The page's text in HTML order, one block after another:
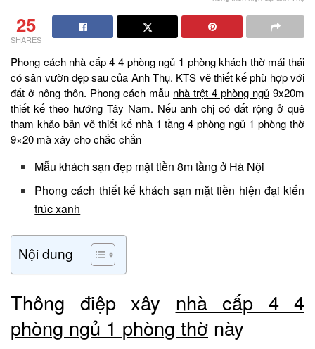
25
SHARES
Phong cách nhà cấp 4 4 phòng ngủ 1 phòng khách thờ mái thái
có sân vườn đẹp sau của Anh Thụ. KTS vẽ thiết kế phù hợp với
đất ở nông thôn. Phong cách mẫu nhà trệt 4 phòng ngủ 9x20m
thiết kế theo hướng Tây Nam. Nếu anh chị có đất rộng ở quê
tham khảo bản vẽ thiết kế nhà 1 tầng 4 phòng ngủ 1 phòng thờ
9×20 mà xây cho chắc chắn
Mẫu khách sạn đẹp mặt tiền 8m tầng ở Hà Nội
Phong cách thiết kế khách sạn mặt tiền hiện đại kiến
trúc xanh
Nội dung
Thông điệp xây nhà cấp 4 4
phòng ngủ 1 phòng thờ này